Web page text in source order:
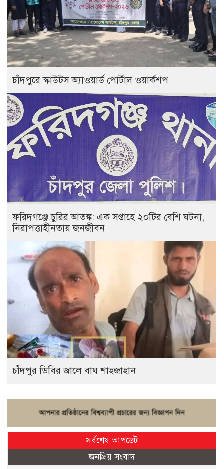
চাঁদপুরে স্কাউটস অ্যাওয়ার্ড পোর্টাল ওয়ার্কশপ
ফরিদগঞ্জে চুরির আতঙ্ক: এক সপ্তাহে ২০টির বেশি ঘটনা,
নিরাপত্তাহীনতায় জনজীবন
চাঁদপুর ডিবির জালে বাঘ শাহজাহান
সর্বশেষ আপডেট
জনপ্রিয় সংবাদ